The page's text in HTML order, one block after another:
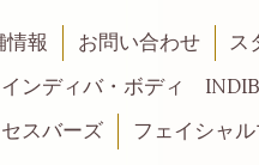
情報 お問い合わせ ス
インディバ・ボディ
スバーズ フェイシャ